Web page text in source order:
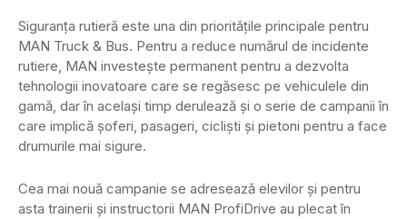
Siguranța rutieră este una din prioritățile principale pentru
MAN Truck & Bus. Pentru a reduce numărul de incidente
rutiere, MAN investește permanent pentru a dezvolta
tehnologii inovatoare care se regăsesc pe vehiculele din
gamă, dar în același timp derulează și o serie de campanii în
care implică șoferi, pasageri, cicliști și pietoni pentru a face
drumurile mai sigure.
Cea mai nouă campanie se adresează elevilor și pentru
asta trainerii și instructorii MAN ProfiDrive au plecat în